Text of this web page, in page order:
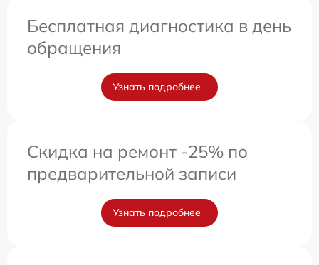
Бесплатная диагностика в день
обращения
Узнать подробнее
Скидка на ремонт -25% по
предварительной записи
Узнать подробнее